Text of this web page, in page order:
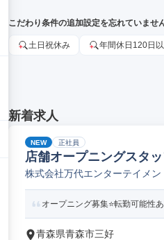
こだわり条件の追加設定を忘れていませ
土日祝休み 年間休日120日
新着求人
NEW 正社員
店舗オープニングスタ
株式会社万代エンターテイメン
オープニング募集⭐転勤可能性
青森県青森市三好